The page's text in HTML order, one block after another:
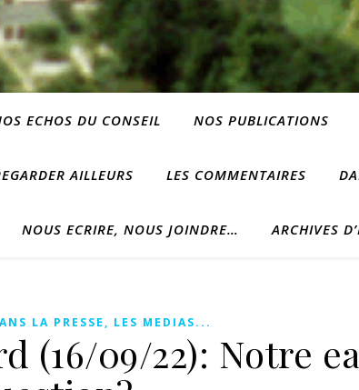
ECHOS DU CONSEIL NOS PUBLICATIONS
AILLEURS LES COMMENTAIRES
NOUS ECRIRE, NOUS JOINDRE… ARCHIVES
LA PRESSE, LES MEDIAS...
(16/09/22): Notre